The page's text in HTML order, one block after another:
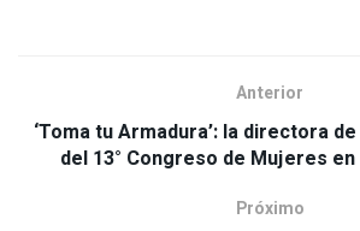
Anterior
‘Toma tu Armadura’: la directora
del 13° Congreso de Mujeres
Próximo